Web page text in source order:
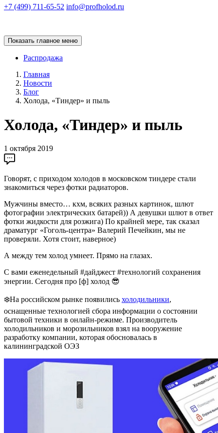
+7 (499) 711-65-52 info@profholod.ru
Показать главное меню
Распродажа
Главная
Новости
Блог
Холода, «Тиндер» и пыль
Холода, «Тиндер» и пыль
1 октября 2019
Говорят, с приходом холодов в московском тиндере стали
знакомиться через фотки радиаторов.
Мужчины вместо… кхм, всяких разных картинок, шлют
фотографии электрических батарей)) А девушки шлют в ответ
фотки жидкости для розжига) По крайней мере, так сказал
драматург «Гоголь-центра» Валерий Печейкин, мы не
проверяли. Хотя стоит, наверное)
А между тем холод умнеет. Прямо на глазах.
С вами еженедельный #дайджест #технологий сохранения
энергии. Сегодня про [ф] холод 😎
❄️На российском рынке появились холодильники,
оснащенные технологией сбора информации о состоянии
бытовой техники в онлайн-режиме. Производитель
холодильников и морозильников взял на вооружение
разработку компании, которая обосновалась в
калининградской ОЭЗ